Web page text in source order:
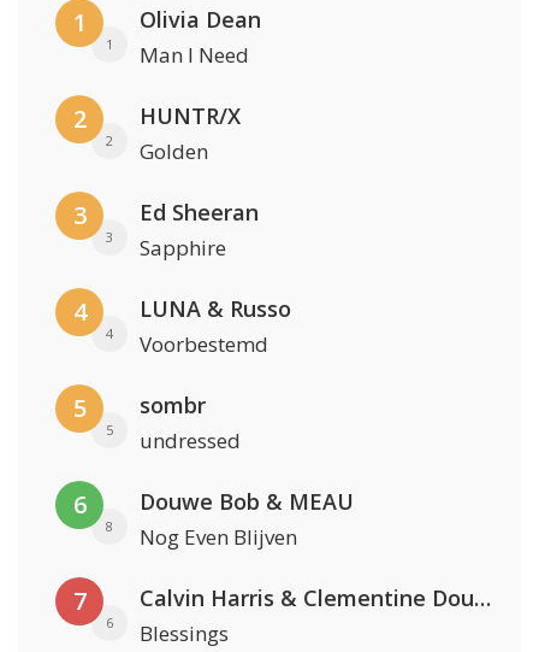
1
1
Olivia Dean
Man I Need
2
2
HUNTR/X
Golden
3
3
Ed Sheeran
Sapphire
4
4
LUNA & Russo
Voorbestemd
5
5
sombr
undressed
6
8
Douwe Bob & MEAU
Nog Even Blijven
7
6
Calvin Harris & Clementine Douglas
Blessings